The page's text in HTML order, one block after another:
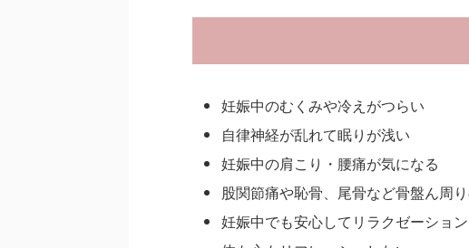
妊娠中のむくみや冷えがつらい
自律神経が乱れて眠りが浅い
妊娠中の肩こり・腰痛が気になる
股関節痛や恥骨、尾骨など骨盤ん周
妊娠中でも安心してリラクゼーショ